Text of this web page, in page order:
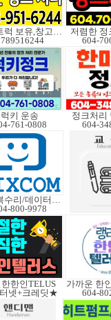
대형트럭 보유,창고보관
저렴한 정
604-
럭키 운송
761-0808
정크처리
604-
노트북수리/데이터복구
800-9978
한인TELUS
넷+크레딧★
604-